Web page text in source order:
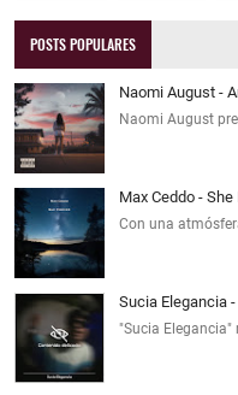
POSTS POPULARES
Naomi August -
Naomi August
Max Ceddo - She
Con una
Sucia Elegancia
"Sucia Elegancia"